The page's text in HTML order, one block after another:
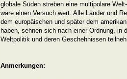
globale Süden streben eine multipolare
wäre einen Versuch wert. Alle Länder und
dem europäischen und später dem
haben, sehnen sich nach einer Ordnung, in
Weltpolitik und deren Geschehnissen
Anmerkungen: